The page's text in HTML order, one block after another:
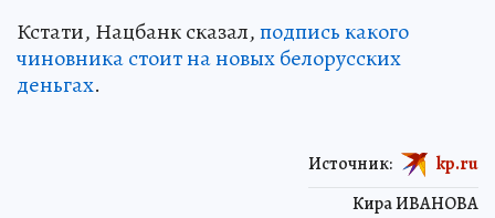
Кстати, Нацбанк сказал,подпись какого
чиновника стоит на новых белорусских
деньгах.
Кира ИВАНОВА
Источник: kp.ru